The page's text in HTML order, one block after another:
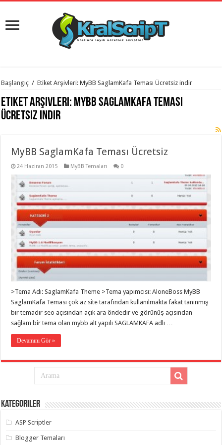
istanbul
evden
eve
taşımacılık,
gaziantep
taşımacılık
evden
taşımacılık,
gaziantep
taşımacılık,
evden
taşımacılık,
gaziantep
evden
gaziantep
taşımacılık,
gaziantep
evden
taşımacılık,
gaziantep
evden
evden
gaziantep
eve
taşımacılık,
gaziantep
organizasyon
Başlangıç / Etiket Arşivleri: MyBB SaglamKafa Teması Ücretsiz indir
Etiket Arşivleri: MyBB SaglamKafa Teması
Ücretsiz indir
MyBB SaglamKafa Teması Ücretsiz
24 Haziran 2015 MyBB Temaları 0
>Tema Adı: SaglamKafa Theme >Tema yapımcısı: AloneBoss MyBB
SaglamKafa Teması çok az site tarafından kullanılmakta fakat tanınmış
bir temadır seo açısından açık ara öndedir ve görünüş açısından
sağlam bir tema olan mybb alt yapılı SAGLAMKAFA adlı …
Devamını Gör »
Kategoriler
ASP Scriptler
Blogger Temaları